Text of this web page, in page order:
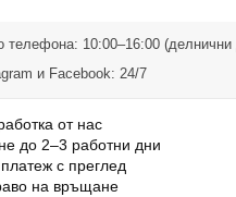
телефона: 10:00–16:00 (делнични
и Facebook: 24/7
от нас
до 2–3 работни дни
с преглед
на връщане